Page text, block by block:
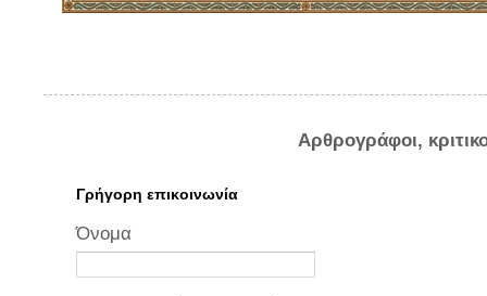
Αρθρογράφοι,
Γρήγορη επικοινωνία
Όνομα